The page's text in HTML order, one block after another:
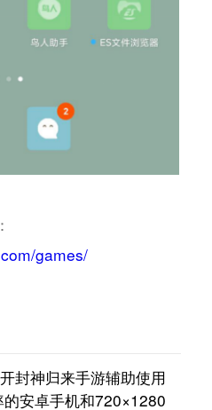
games/
封神归来手游辅助使用
安卓手机和720×1280